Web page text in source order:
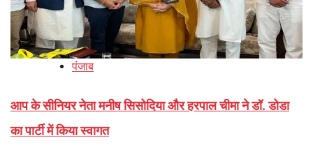
पंजाब
आप के सीनियर नेता मनीष सिसोदिया और हरपाल चीमा ने डॉ. डोडा
का पार्टी में किया स्वागत